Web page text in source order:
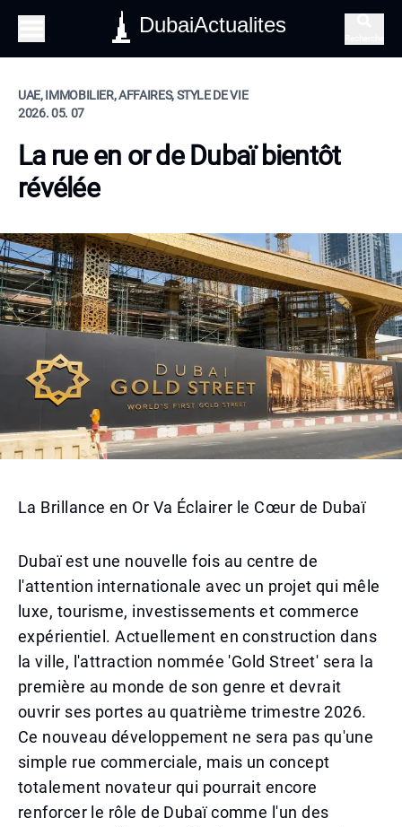
DubaiActualites
UAE, IMMOBILIER, AFFAIRES, STYLE DE VIE
2026. 05. 07
La rue en or de Dubaï bientôt
révélée
La Brillance en Or Va Éclairer le Cœur de Dubaï
Dubaï est une nouvelle fois au centre de
l'attention internationale avec un projet qui mêle
luxe, tourisme, investissements et commerce
expérientiel. Actuellement en construction dans
la ville, l'attraction nommée 'Gold Street' sera la
première au monde de son genre et devrait
ouvrir ses portes au quatrième trimestre 2026.
Ce nouveau développement ne sera pas qu'une
simple rue commerciale, mais un concept
totalement novateur qui pourrait encore
renforcer le rôle de Dubaï comme l'un des